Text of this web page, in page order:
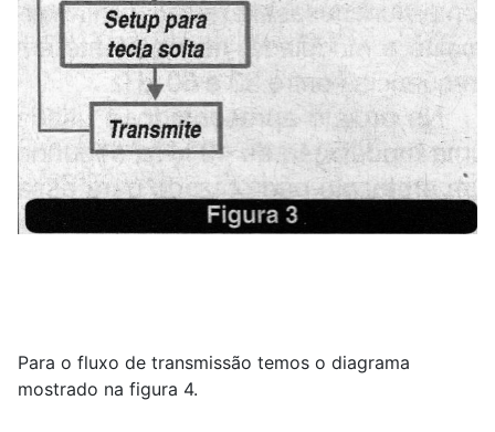
Para o fluxo de transmissão temos o diagrama
mostrado na figura 4.